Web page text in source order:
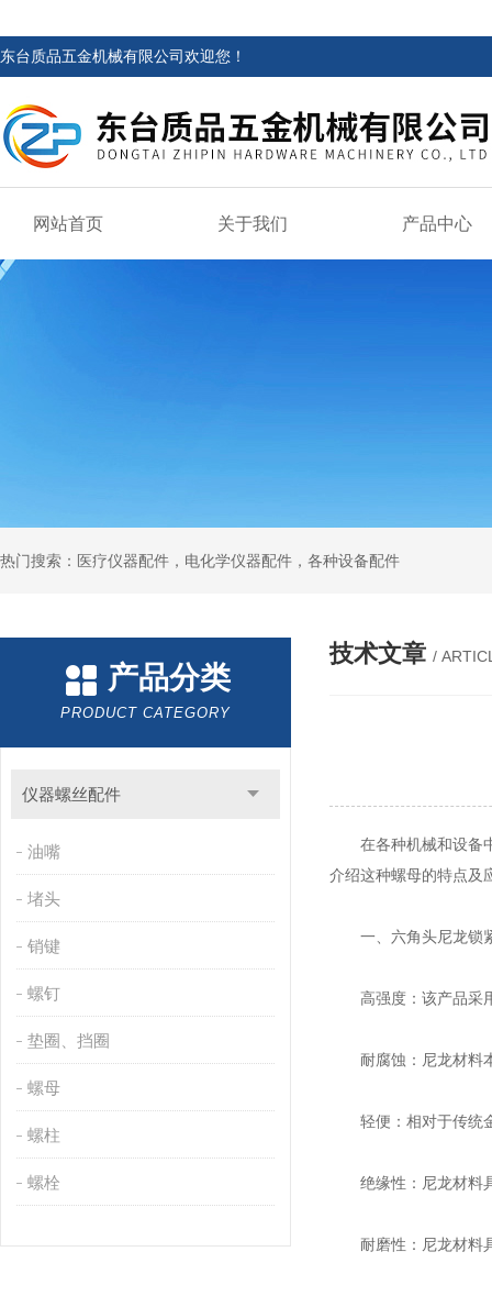
东台质品五金机械有限公司欢迎您！
网站首页 关于我们 产品中心
热门搜索：医疗仪器配件，电化学仪器配件，各种设备配件
产品分类
PRODUCT CATEGORY
仪器螺丝配件
油嘴
堵头
销键
螺钉
垫圈、挡圈
螺母
螺柱
螺栓
技术文章 /
在各种机械和设备中
介绍这种螺母的特点及
一、六角头尼龙锁
高强度：该产品采用
耐腐蚀：尼龙材料本
轻便：相对于传统金
绝缘性：尼龙材料具
耐磨性：尼龙材料具